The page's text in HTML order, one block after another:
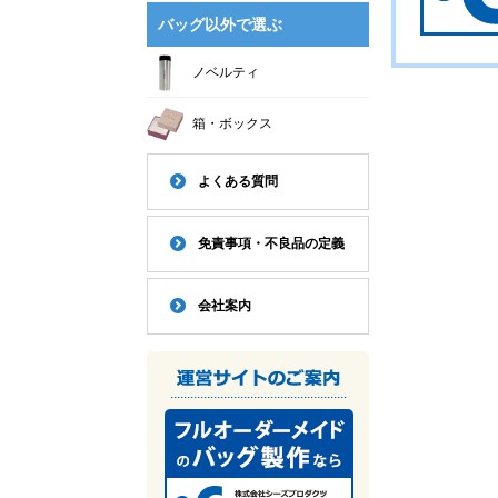
バッグ以外で選ぶ
ノベルティ
箱・ボックス
よくある質問
免責事項・不良品の定義
会社案内